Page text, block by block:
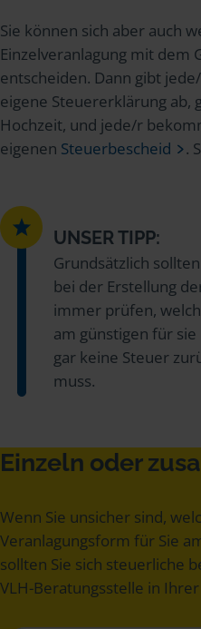
Sie können sich aber auch
Einzelveranlagung mit dem
entscheiden. Dann gibt
eigene Steuererklärung ab,
Hochzeit, und jede/r
eigenen Steuerbescheid .
UNSER TIPP:
Grundsätzlich
bei der Erstellung
immer prüfen,
am günstigen für
gar keine Steuer
muss.
Einzeln oder
Wenn Sie unsicher sind,
Veranlagungsform für Sie
sollten Sie sich steuerliche
VLH-Beratungsstelle in